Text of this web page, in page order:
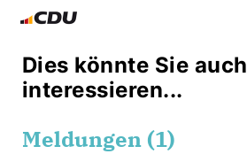
Dies könnte Sie auch
interessieren...
Meldungen (1)